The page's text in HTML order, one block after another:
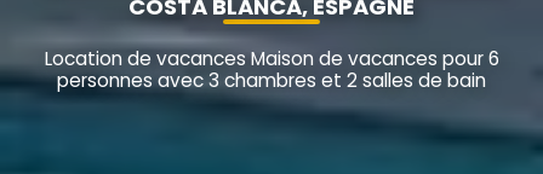
COSTA BLANCA, ESPAGNE
Location de vacances Maison de vacances pour 6
personnes avec 3 chambres et 2 salles de bain